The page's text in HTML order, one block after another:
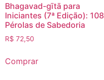
Bhagavad-gītā para
Iniciantes (7ª Edição): 108
Pérolas de Sabedoria
R$ 72,50
Comprar